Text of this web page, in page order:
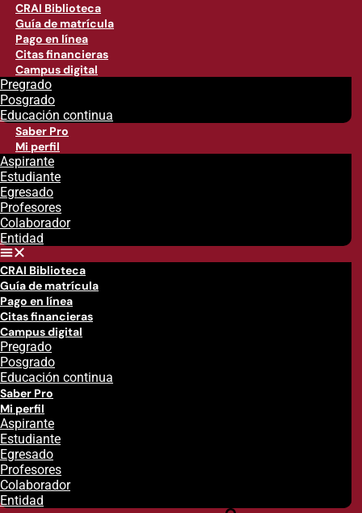
CRAI Biblioteca
Guía de matrícula
Pago en línea
Citas financieras
Campus digital
Pregrado
Posgrado
Educación continua
Saber Pro
Mi perfil
Aspirante
Estudiante
Egresado
Profesores
Colaborador
Entidad
CRAI Biblioteca
Guía de matrícula
Pago en línea
Citas financieras
Campus digital
Pregrado
Posgrado
Educación continua
Saber Pro
Mi perfil
Aspirante
Estudiante
Egresado
Profesores
Colaborador
Entidad